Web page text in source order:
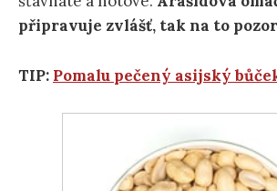
připravuje zvlášť, tak na to
TIP: Pomalu pečený asijský